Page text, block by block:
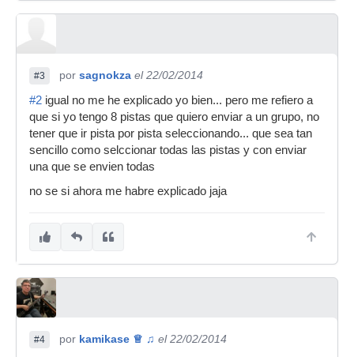
#3 por sagnokza el 22/02/2014
#2 igual no me he explicado yo bien... pero me refiero a
que si yo tengo 8 pistas que quiero enviar a un grupo, no
tener que ir pista por pista seleccionando... que sea tan
sencillo como selccionar todas las pistas y con enviar
una que se envien todas
no se si ahora me habre explicado jaja
#4 por kamikase ♕ ♫ el 22/02/2014